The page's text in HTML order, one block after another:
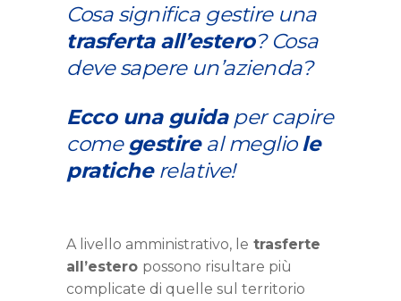
Cosa significa gestire una
trasferta all’estero? Cosa
deve sapere un’azienda?
Ecco una guidaper capire
come gestireal megliole
praticherelative!
A livello amministrativo, le trasferte
all’estero possono risultare più
complicate di quelle sul territorio